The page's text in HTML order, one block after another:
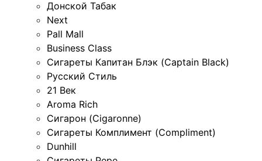
Донской Табак
Next
Pall Mall
Business Class
Сигареты Капитан Блэк (Captain Black)
Русский Стиль
21 Век
Aroma Rich
Сигарон (Cigaronne)
Сигареты Комплимент (Compliment)
Dunhill